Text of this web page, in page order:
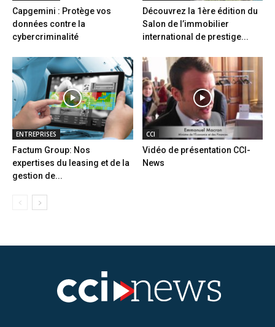
Capgemini : Protège vos
données contre la
cybercriminalité
Découvrez la 1ère édition du
Salon de l’immobilier
international de prestige...
ENTREPRISES
Factum Group: Nos
expertises du leasing et de la
gestion de...
CCI
Vidéo de présentation CCI-
News